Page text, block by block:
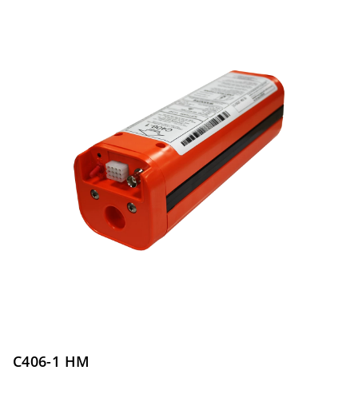
C406-1 HM